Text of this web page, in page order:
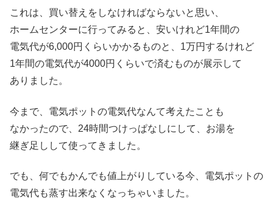
これは、買い替えをしなければならないと思い、
ホームセンターに行ってみると、安いけれど1年間の
電気代が6,000円くらいかかるものと、1万円するけれど
1年間の電気代が4000円くらいで済むものが展示して
ありました。
今まで、電気ポットの電気代なんて考えたことも
なかったので、24時間つけっぱなしにして、お湯を
継ぎ足しして使ってきました。
でも、何でもかんでも値上がりしている今、電気ポットの
電気代も蒸す出来なくなっちゃいました。